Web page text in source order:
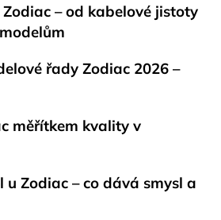
– od kabelové jistoty
řady Zodiac 2026 –
měřítkem kvality v
u Zodiac – co dává smysl a